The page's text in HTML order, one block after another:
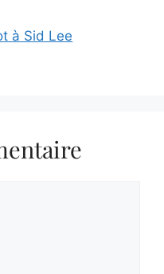
à Sid Lee